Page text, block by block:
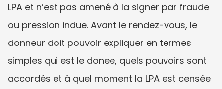
LPA et n’est pas amené à la signer par fraude
ou pression indue. Avant le rendez-vous, le
donneur doit pouvoir expliquer en termes
simples qui est le donee, quels pouvoirs sont
accordés et à quel moment la LPA est censée